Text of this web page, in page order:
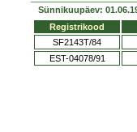
Sünnikuupäev:
Registrikood
SF2143T/84
EST-04078/91